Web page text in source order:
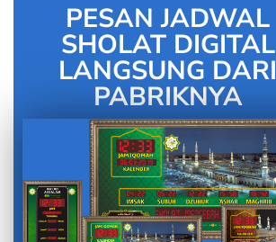
PESAN JADWAL
SHOLAT DIGITAL
LANGSUNG DARI
PABRIKNYA